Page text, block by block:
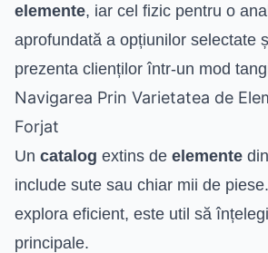
elemente, iar cel fizic pentru o
aprofundată a opțiunilor selectate
prezenta clienților într-un mod
Navigarea Prin Varietatea de
Forjat
Un catalog extins de elemente din
include sute sau chiar mii de
explora eficient, este util să
principale.